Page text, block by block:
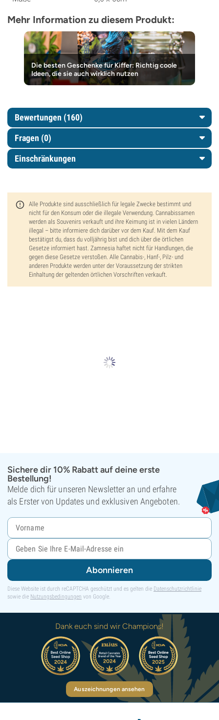
Mehr Information zu diesem Produkt:
Die besten Geschenke für Kiffer: Richtig coole
Ideen, die sie auch wirklich nutzen
Bewertungen (160)
Fragen (0)
Einschränkungen
Alle Produkte sind ausschließlich für legale Zwecke bestimmt und
nicht für den Konsum oder die illegale Verwendung. Cannabissamen
werden als Souvenirs verkauft und ihre Keimung ist in vielen Ländern
illegal – bitte informiere dich darüber vor dem Kauf. Mit dem Kauf
bestätigst du, dass du volljährig bist und dich über die örtlichen
Gesetze informiert hast. Zamnesia haftet nicht für Handlungen, die
gegen diese Gesetze verstoßen. Alle Cannabis-, Hanf-, Pilz- und
anderen Produkte werden unter der Voraussetzung der strikten
Einhaltung der geltenden örtlichen Vorschriften verkauft.
Sichere dir 10% Rabatt auf deine erste
Bestellung!
Melde dich für unseren Newsletter an und erfahre
als Erster von Updates und exklusiven Angeboten.
Abonnieren
Diese Website ist durch reCAPTCHA geschützt und es gelten die Datenschutzrichtlinie
sowie die Nutzungsbedingungen von Google.
Dank euch sind wir Champions!
Auszeichnungen ansehen